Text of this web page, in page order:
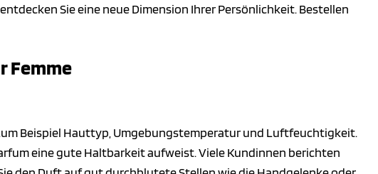
Sie eine neue Dimension Ihrer Persönlichkeit. Bestellen
Femme
Beispiel Hauttyp, Umgebungstemperatur und Luftfeuchtigkeit.
eine gute Haltbarkeit aufweist. Viele Kundinnen berichten